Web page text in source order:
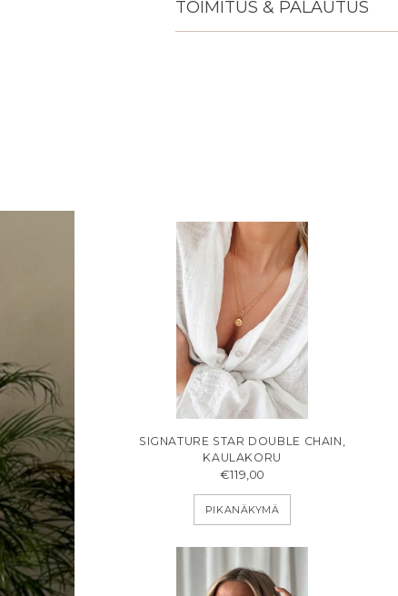
TOIMITUS & PALAUTUS
SIGNATURE STAR DOUBLE CHAIN,
KAULAKORU
€119,00
PIKANÄKYMÄ